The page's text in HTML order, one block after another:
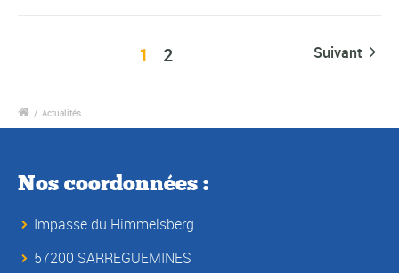
1 2 Suivant
/ Actualités
Nos coordonnées :
Impasse du Himmelsberg
57200 SARREGUEMINES